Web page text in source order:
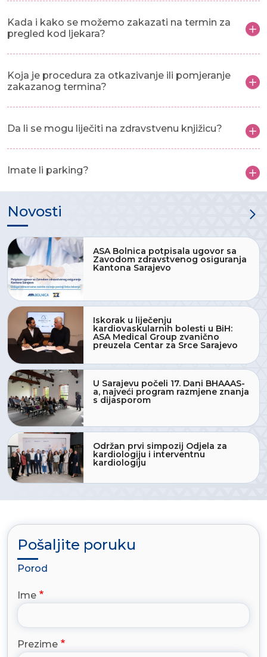
Kada i kako se možemo zakazati na termin za
pregled kod ljekara?
Koja je procedura za otkazivanje ili pomjeranje
zakazanog termina?
Da li se mogu liječiti na zdravstvenu knjižicu?
Imate li parking?
Novosti
ASA Bolnica potpisala ugovor sa
Zavodom zdravstvenog osiguranja
Kantona Sarajevo
Iskorak u liječenju
kardiovaskularnih bolesti u BiH:
ASA Medical Group zvanično
preuzela Centar za Srce Sarajevo
U Sarajevu počeli 17. Dani BHAAAS-
a, najveći program razmjene znanja
s dijasporom
Održan prvi simpozij Odjela za
kardiologiju i interventnu
kardiologiju
Pošaljite poruku
Porod
Ime
Prezime